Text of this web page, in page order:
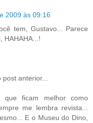
2009 às 09:16
tem, Gustavo... Parece
HAHAHA...!
post anterior...
que ficam melhor como
me lembra revista...
E o Museu do Dino,